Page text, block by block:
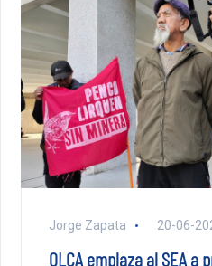
Jorge Zapata 20-06-
OLCA emplaza al SEA a